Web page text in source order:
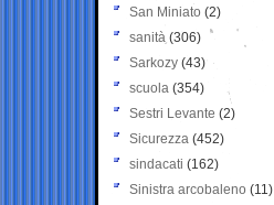
San Miniato (2)
sanità (306)
Sarkozy (43)
scuola (354)
Sestri Levante (2)
Sicurezza (452)
sindacati (162)
Sinistra arcobaleno (11)